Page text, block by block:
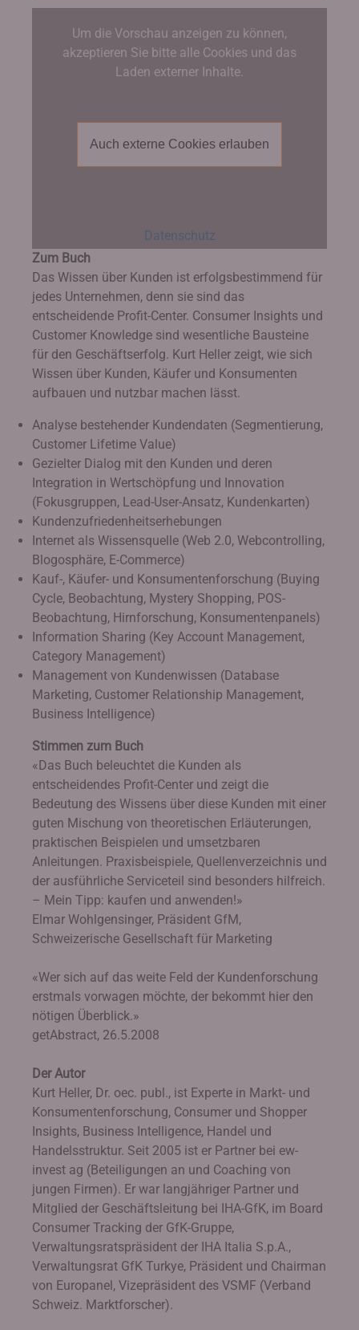
Um die Vorschau anzeigen zu können,
akzeptieren Sie bitte alle Cookies und das
Laden externer Inhalte.
Auch externe Cookies erlauben
Datenschutz
Zum Buch
Das Wissen über Kunden ist erfolgsbestimmend für
jedes Unternehmen, denn sie sind das
entscheidende Profit-Center. Consumer Insights und
Customer Knowledge sind wesentliche Bausteine
für den Geschäftserfolg. Kurt Heller zeigt, wie sich
Wissen über Kunden, Käufer und Konsumenten
aufbauen und nutzbar machen lässt.
Analyse bestehender Kundendaten (Segmentierung,
Customer Lifetime Value)
Gezielter Dialog mit den Kunden und deren
Integration in Wertschöpfung und Innovation
(Fokusgruppen, Lead-User-Ansatz, Kundenkarten)
Kundenzufriedenheitserhebungen
Internet als Wissensquelle (Web 2.0, Webcontrolling,
Blogosphäre, E-Commerce)
Kauf-, Käufer- und Konsumentenforschung (Buying
Cycle, Beobachtung, Mystery Shopping, POS-
Beobachtung, Hirnforschung, Konsumentenpanels)
Information Sharing (Key Account Management,
Category Management)
Management von Kundenwissen (Database
Marketing, Customer Relationship Management,
Business Intelligence)
Stimmen zum Buch
«Das Buch beleuchtet die Kunden als
entscheidendes Profit-Center und zeigt die
Bedeutung des Wissens über diese Kunden mit einer
guten Mischung von theoretischen Erläuterungen,
praktischen Beispielen und umsetzbaren
Anleitungen. Praxisbeispiele, Quellenverzeichnis und
der ausführliche Serviceteil sind besonders hilfreich.
– Mein Tipp: kaufen und anwenden!»
Elmar Wohlgensinger, Präsident GfM,
Schweizerische Gesellschaft für Marketing
«Wer sich auf das weite Feld der Kundenforschung
erstmals vorwagen möchte, der bekommt hier den
nötigen Überblick.»
getAbstract, 26.5.2008
Der Autor
Kurt Heller, Dr. oec. publ., ist Experte in Markt- und
Konsumentenforschung, Consumer und Shopper
Insights, Business Intelligence, Handel und
Handelsstruktur. Seit 2005 ist er Partner bei ew-
invest ag (Beteiligungen an und Coaching von
jungen Firmen). Er war langjähriger Partner und
Mitglied der Geschäftsleitung bei IHA-GfK, im Board
Consumer Tracking der GfK-Gruppe,
Verwaltungsratspräsident der IHA Italia S.p.A.,
Verwaltungsrat GfK Turkye, Präsident und Chairman
von Europanel, Vizepräsident des VSMF (Verband
Schweiz. Marktforscher).